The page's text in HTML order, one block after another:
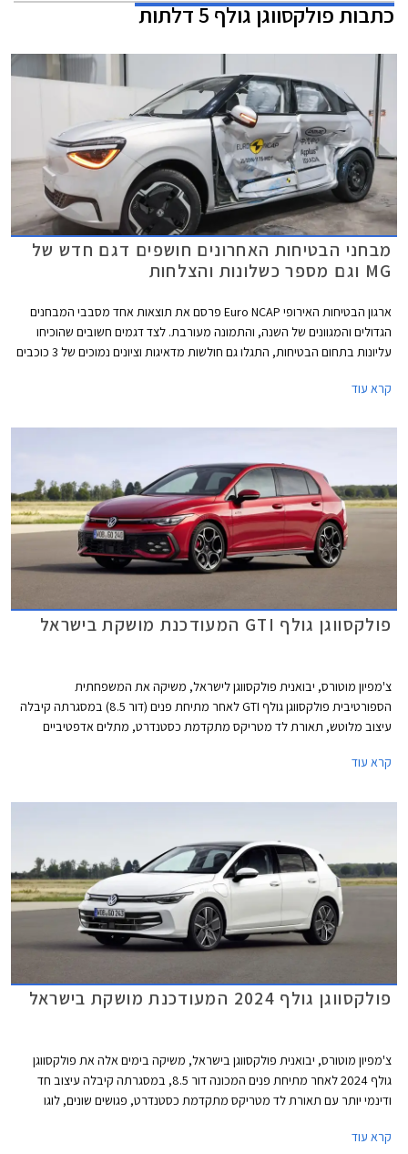
כתבותפולקסווגן גולף 5 דלתות
מבחני הבטיחות האחרונים חושפים דגם חדש של
MG וגם מספר כשלונות והצלחות
ארגון הבטיחות האירופי Euro NCAP פרסם את תוצאות אחד מסבבי המבחנים
הגדולים והמגוונים של השנה, והתמונה מעורבת. לצד דגמים חשובים שהוכיחו
עליונות בתחום הבטיחות, התגלו גם חולשות מדאיגות וציונים נמוכים של 3 כוכבים
מנת לבדוק את רמת בטיחותו בסטנדרטים של היום.
קרא עוד
פולקסווגן גולף GTI המעודכנת מושקת בישראל
צ'מפיון מוטורס, יבואנית פולקסווגן לישראל, משיקה את המשפחתית
הספורטיבית פולקסווגן גולף GTI לאחר מתיחת פנים (דור 8.5) במסגרתה קיבלה
עיצוב מלוטש, תאורת לד מטריקס מתקדמת כסטנדרט, מתלים אדפטיביים
45,000 ₪ ביחס לדגם היוצא ועומד כעת על 299,900 ₪.
קרא עוד
פולקסווגן גולף 2024 המעודכנת מושקת בישראל
צ'מפיון מוטורס, יבואנית פולקסווגן בישראל, משיקה בימים אלה את פולקסווגן
גולף 2024 לאחר מתיחת פנים המכונה דור 8.5, במסגרתה קיבלה עיצוב חד
ודינמי יותר עם תאורת לד מטריקס מתקדמת כסטנדרט, פגושים שונים, לוגו
אינץ' עם ממשק נוח יותר לתפעול ואפשרויות התאמה אישית. בנוסף עודכן היצע
קרא עוד